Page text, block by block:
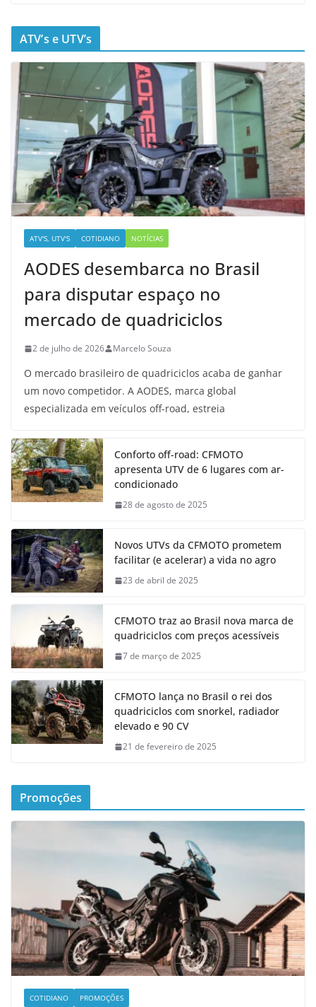
ATV’s e UTV’s
ATV'S, UTV'S COTIDIANO NOTÍCIAS
AODES desembarca no Brasil
para disputar espaço no
mercado de quadriciclos
2 de julho de 2026 Marcelo Souza
O mercado brasileiro de quadriciclos acaba de ganhar
um novo competidor. A AODES, marca global
especializada em veículos off-road, estreia
Conforto off-road: CFMOTO
apresenta UTV de 6 lugares com ar-
condicionado
28 de agosto de 2025
Novos UTVs da CFMOTO prometem
facilitar (e acelerar) a vida no agro
23 de abril de 2025
CFMOTO traz ao Brasil nova marca de
quadriciclos com preços acessíveis
7 de março de 2025
CFMOTO lança no Brasil o rei dos
quadriciclos com snorkel, radiador
elevado e 90 CV
21 de fevereiro de 2025
Promoções
COTIDIANO PROMOÇÕES